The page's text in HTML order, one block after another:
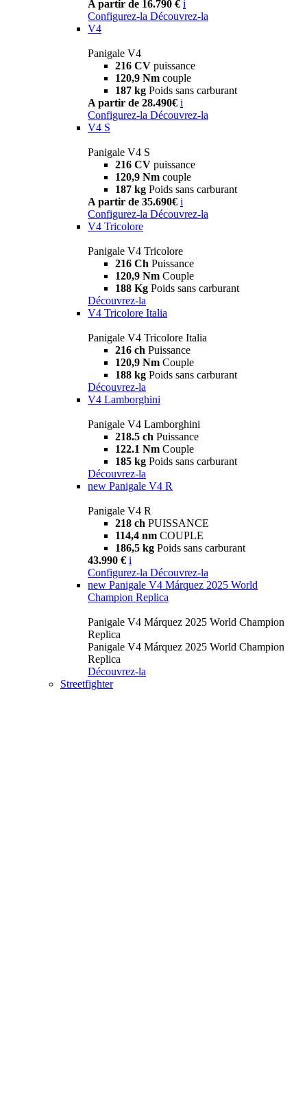
A partir de 16.790 € i
Configurez-la Découvrez-la
V4
Panigale V4
216 CV puissance
120,9 Nm couple
187 kg Poids sans carburant
A partir de 28.490€ i
Configurez-la Découvrez-la
V4 S
Panigale V4 S
216 CV puissance
120,9 Nm couple
187 kg Poids sans carburant
A partir de 35.690€ i
Configurez-la Découvrez-la
V4 Tricolore
Panigale V4 Tricolore
216 Ch Puissance
120,9 Nm Couple
188 Kg Poids sans carburant
Découvrez-la
V4 Tricolore Italia
Panigale V4 Tricolore Italia
216 ch Puissance
120,9 Nm Couple
188 kg Poids sans carburant
Découvrez-la
V4 Lamborghini
Panigale V4 Lamborghini
218.5 ch Puissance
122.1 Nm Couple
185 kg Poids sans carburant
Découvrez-la
new Panigale V4 R
Panigale V4 R
218 ch PUISSANCE
114,4 nm COUPLE
186,5 kg Poids sans carburant
43.990 € i
Configurez-la Découvrez-la
new Panigale V4 Márquez 2025 World
Champion Replica
Panigale V4 Márquez 2025 World Champion
Replica
Panigale V4 Márquez 2025 World Champion
Replica
Découvrez-la
Streetfighter